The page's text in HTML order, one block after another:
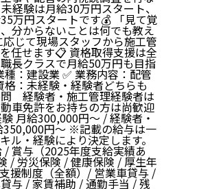
経験は月給30万円スタート、
万円スタートです💰 「見て覚
分からないことは何でも教え
応じて現場スタッフから施工管
任せます📋 資格取得支援は全
長クラスで月給50万円も目指
種：建設業 ✅ 業務内容：配管
格：未経験・経験者どちらも
経験者・施工管理経験者は
車免許をお持ちの方は尚歓迎
月給300,000円〜 / 経験者・
350,000円〜 ※記載の給与は一
ル・経験により決定します。
/ 賞与（2025年度支給実績あ
/ 労災保険 / 健康保険 / 厚生年
援制度（全額）/ 営業車貸与 /
与 / 家賃補助 / 通勤手当 / 残